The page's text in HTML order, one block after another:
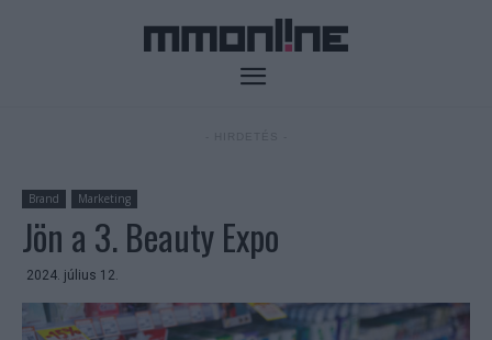
Brand Marketing
Jön a 3. Beauty Expo
2024. július 12.